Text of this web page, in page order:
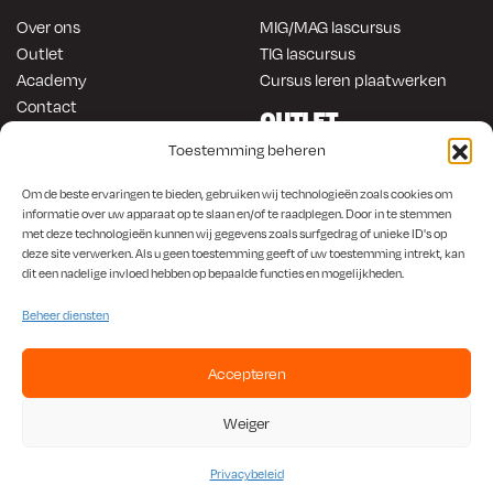
Toestemming beheren
Om de beste ervaringen te bieden, gebruiken wij technologieën zoals cookies om
informatie over uw apparaat op te slaan en/of te raadplegen. Door in te stemmen
met deze technologieën kunnen wij gegevens zoals surfgedrag of unieke ID's op
deze site verwerken. Als u geen toestemming geeft of uw toestemming intrekt, kan
dit een nadelige invloed hebben op bepaalde functies en mogelijkheden.
Beheer diensten
Accepteren
Weiger
Privacybeleid
Over ons
Outlet
Academy
Contact
ONLINE KOPEN
Lasapparatuur
Anti-roest producten
Werkplaats en automotive
Autorestauratie en plaatwerk
MIG/MAG lascursus
TIG lascursus
Cursus leren plaatwerken
OUTLET
Gereedschap
Om en in de auto werken
Lasapparatuur
Overige producten